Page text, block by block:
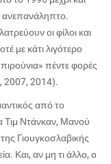
ανεπανάληπτο.
οι φίλοι και
με κάτι λιγότερο
πέντε φορές
2007, 2014).
από το
Τιμ Ντάνκαν, Μανού
Γιουγκοσλαβικής
Και, αν μη τι άλλο, ο